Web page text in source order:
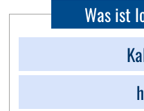
Was ist